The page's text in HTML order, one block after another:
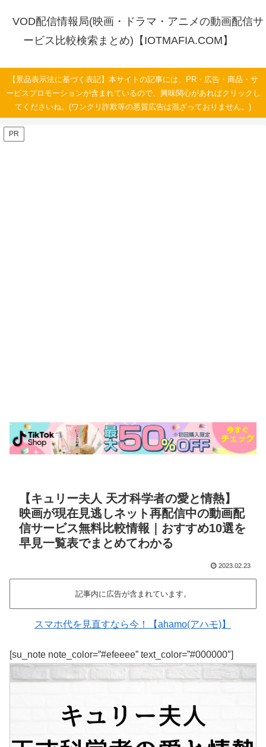
VOD配信情報局(映画・ドラマ・アニメの動画配信サ
ービス比較検索まとめ)【IOTMAFIA.COM】
【景品表示法に基づく表記】本サイトの記事には、PR・広告・商品・サ
ービスプロモーションが含まれているので、興味関心があればクリックし
てくださいね。(ワンクリ詐欺等の悪質広告は混ざっておりません。)
PR
【キュリー夫人 天才科学者の愛と情熱】
映画が現在見逃しネット再配信中の動画配
信サービス無料比較情報｜おすすめ10選を
早見一覧表でまとめてわかる
2023.02.23
記事内に広告が含まれています。
スマホ代を見直すなら今！【ahamo(アハモ)】
[su_note note_color=”#efeeee” text_color=”#000000″]